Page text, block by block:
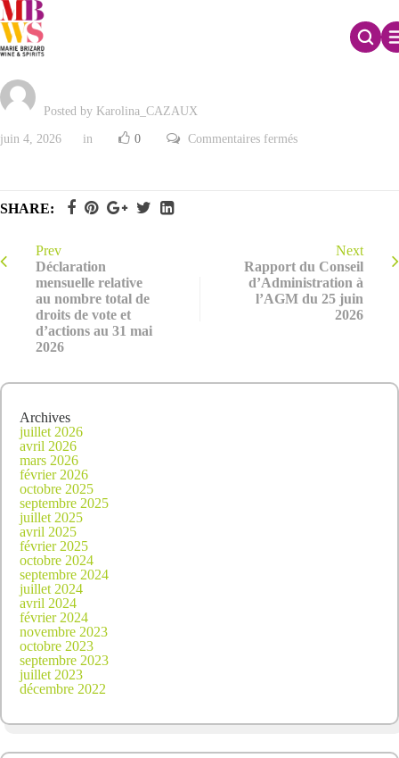
Texte des projets de résolutions
Posted by Karolina_CAZAUX
juin 4, 2026 in 0 Commentaires ferméssur
SHARE:
Prev
Déclaration
mensuelle relative
au nombre total de
droits de vote et
d’actions au 31 mai
2026
Next
Rapport du Conseil
d’Administration à
l’AGM du 25 juin
2026
Archives
juillet 2026
avril 2026
mars 2026
février 2026
octobre 2025
septembre 2025
juillet 2025
avril 2025
février 2025
octobre 2024
septembre 2024
juillet 2024
avril 2024
février 2024
novembre 2023
octobre 2023
septembre 2023
juillet 2023
décembre 2022